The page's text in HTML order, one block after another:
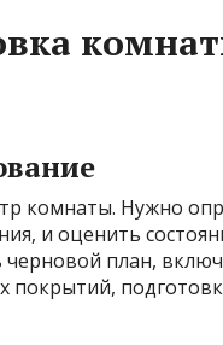
комнаты. Нужно
и оценить
черновой план,
покрытий,